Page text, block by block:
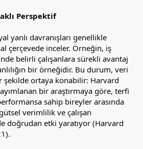
Perspektif
yanlı davranışları genellikle
çerçevede inceler. Örneğin, iş
belirli çalışanlara sürekli avantaj
bir örneğidir. Bu durum, veri
şekilde ortaya konabilir: Harvard
bir araştırmaya göre, terfi
sahip bireyler arasında
verimlilik ve çalışan
doğrudan etki yaratıyor (Harvard